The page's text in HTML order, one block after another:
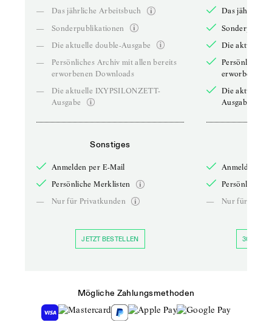
—
Das jährliche Arbeitsbuch
—
Sonderpublikationen
—
Die aktuelle double-Ausgabe
—
Persönliches Archiv mit allen bereits
erworbenen Downloads
—
Die aktuelle IXYPSILONZETT-
Ausgabe
Sonstiges
Anmelden per E-Mail
Persönliche Merklisten
—
Nur für Privatkunden
JETZT BESTELLEN
Das jährliche
Die aktuelle
Persönliches
erworbenen
Die aktuelle
Ausgabe
Anmelden
Persönliche
—
Nur für
30 TAGE
Mögliche Zahlungsmethoden